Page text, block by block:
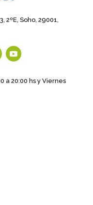
2ºE, Soho, 29001,
a 20:00 hs y Viernes